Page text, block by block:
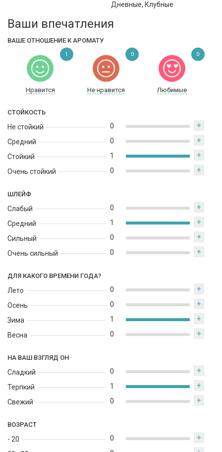
Дневные, Клубные
Ваши впечатления
ВАШЕ ОТНОШЕНИЕ К АРОМАТУ
Нравится Не нравится Любимые
1 0 0
СТОЙКОСТЬ
Не стойкий
Средний
Стойкий
Очень стойкий
0 +
0 +
1 +
0 +
ШЛЕЙФ
Слабый
Средний
Сильный
Очень сильный
0 +
1 +
0 +
0 +
ДЛЯ КАКОГО ВРЕМЕНИ ГОДА?
Лето
Осень
Зима
Весна
0 +
0 +
1 +
0 +
НА ВАШ ВЗГЛЯД ОН
Сладкий
Терпкий
Свежий
0 +
1 +
0 +
ВОЗРАСТ
- 20
0 +